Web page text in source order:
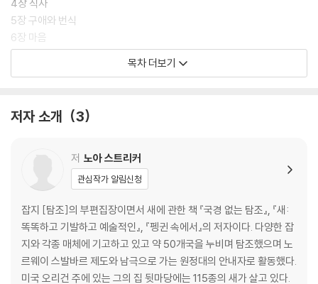
4장 식사
5장 구애와 번식
6장 마음
7장 미래
목차 더보기
저자 소개 3
저 노아 스트리커
관심작가 알림신청
잡지 [탐조]의 부편집장이면서 새에 관한 책 『국경 없는 탐조』, 『새:
똑똑하고 기발하고 예술적인』, 『펭귄 속에서』의 저자이다. 다양한 잡
지와 각종 매체에 기고하고 있고 약 50개국을 누비며 탐조했으며 노
르웨이 스발바르 제도와 남극으로 가는 원정대의 안내자로 활동했다.
미국 오리건 주에 있는 그의 집 뒷마당에는 115종의 새가 살고 있다.